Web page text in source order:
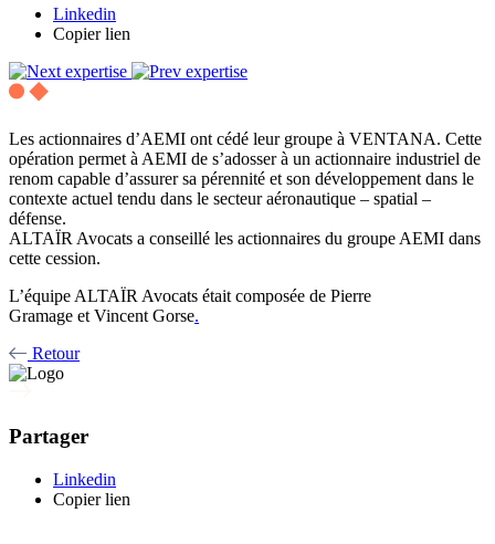
Linkedin
Copier lien
Les actionnaires d’AEMI ont cédé leur groupe à VENTANA. Cette
opération permet à AEMI de s’adosser à un actionnaire industriel de
renom capable d’assurer sa pérennité et son développement dans le
contexte actuel tendu dans le secteur aéronautique – spatial –
défense.
ALTAÏR Avocats a conseillé les actionnaires du groupe AEMI dans
cette cession.
L’équipe ALTAÏR Avocats était composée de Pierre
Gramage et Vincent Gorse.
Retour
Partager
Linkedin
Copier lien